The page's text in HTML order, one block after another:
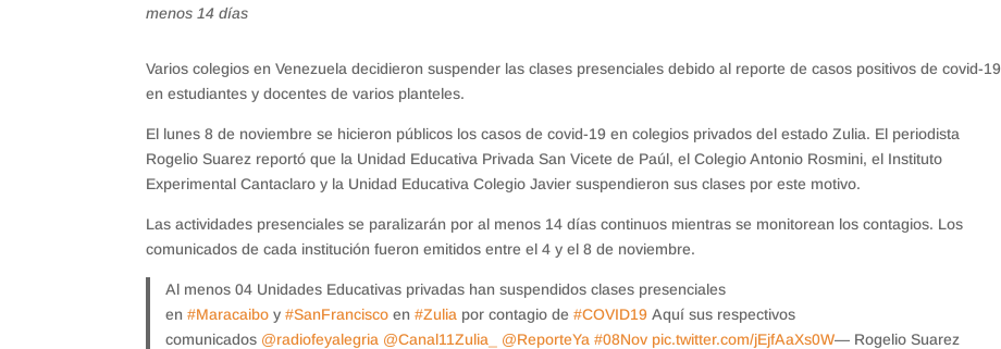
menos 14 días
Varios colegios en Venezuela decidieron suspender las clases presenciales debido al reporte de casos positivos de covid-19
en estudiantes y docentes de varios planteles.
El lunes 8 de noviembre se hicieron públicos los casos de covid-19 en colegios privados del estado Zulia. El periodista
Rogelio Suarez reportó que la Unidad Educativa Privada San Vicete de Paúl, el Colegio Antonio Rosmini, el Instituto
Experimental Cantaclaro y la Unidad Educativa Colegio Javier suspendieron sus clases por este motivo.
Las actividades presenciales se paralizarán por al menos 14 días continuos mientras se monitorean los contagios. Los
comunicados de cada institución fueron emitidos entre el 4 y el 8 de noviembre.
Al menos 04 Unidades Educativas privadas han suspendidos clases presenciales
en #Maracaiboy #SanFranciscoen #Zulia por contagio de #COVID19Aquí sus respectivos
comunicados @radiofeyalegria @Canal11Zulia_ @ReporteYa #08Nov pic.twitter.com/jEjfAaXs0W— Rogelio Suarez